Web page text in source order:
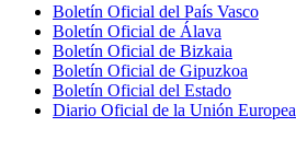
Boletín Oficial del País Vasco
Boletín Oficial de Álava
Boletín Oficial de Bizkaia
Boletín Oficial de Gipuzkoa
Boletín Oficial del Estado
Diario Oficial de la Unión Europea